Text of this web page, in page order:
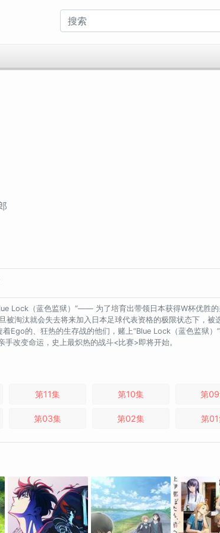
Lock（蓝色监狱）”—— 为了培育出带领日本获得W杯优胜的
淘汰就会失去将来加入日本足球代表资格的极限状态下，
Ego的、狂热的生存战的他们，赌上“Blue Lock（蓝色监狱
改变命运，史上最炽热的战斗<比赛>即将开始。
第11集 第10集 第
第03集 第02集 第